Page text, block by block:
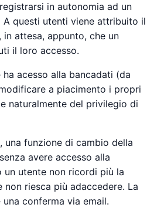
in autonomia ad un
questi utenti viene attribuito il
, in attesa, appunto, che un
il loro accesso.
acesso alla bancadati (da
a piacimento i propri
naturalmente del privilegio di
una funzione di cambio della
avere accesso alla
un utente non ricordi più la
riesca più adaccedere. La
conferma via email.